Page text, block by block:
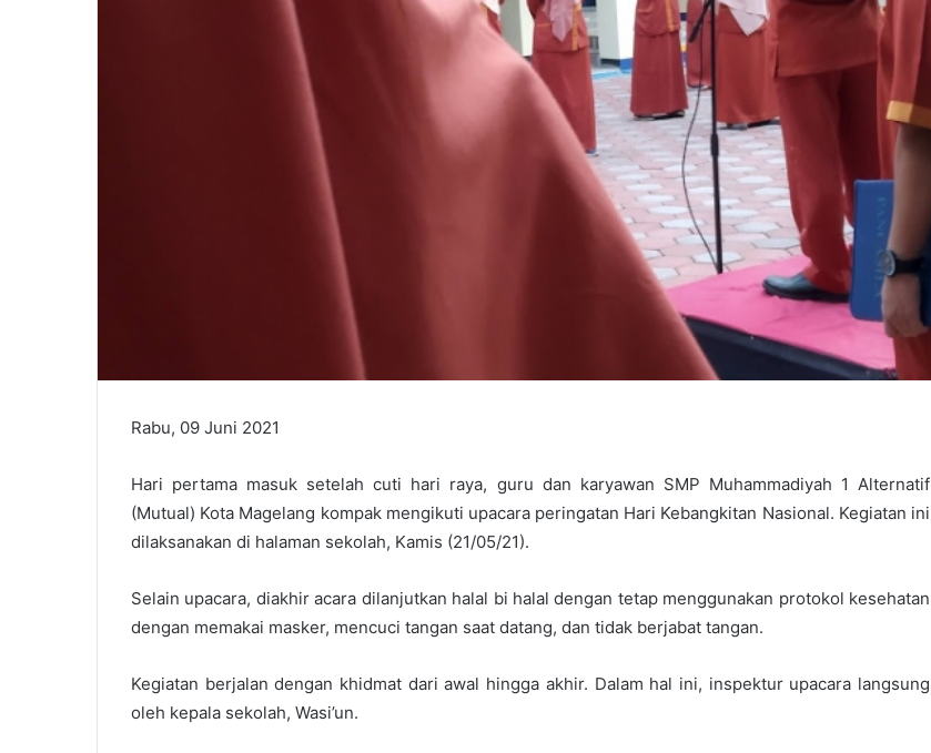
Rabu, 09 Juni 2021
Hari pertama masuk setelah cuti hari raya, guru dan karyawan SMP Muhammadiyah 1 Alternatif
(Mutual) Kota Magelang kompak mengikuti upacara peringatan Hari Kebangkitan Nasional. Kegiatan ini
dilaksanakan di halaman sekolah, Kamis (21/05/21).
Selain upacara, diakhir acara dilanjutkan halal bi halal dengan tetap menggunakan protokol kesehatan
dengan memakai masker, mencuci tangan saat datang, dan tidak berjabat tangan.
Kegiatan berjalan dengan khidmat dari awal hingga akhir. Dalam hal ini, inspektur upacara langsung
oleh kepala sekolah, Wasi’un.